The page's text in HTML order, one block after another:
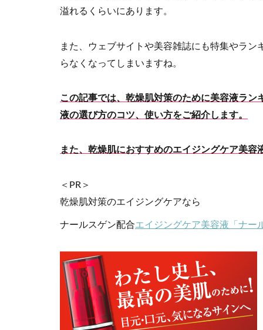
溢れるくらいにあります。
また、ウェブサイトや美容雑誌にも特集やラ
らなくなってしまいますね。
この記事では、乾燥肌対策のために美容液ラン
液の選び方のコツ、使い方をご紹介します。
また、乾燥肌におすすめのエイジングケア美容
＜PR＞
乾燥肌対策のエイジングケアなら
ナールスゲン配合エイジングケア美容液「ナー